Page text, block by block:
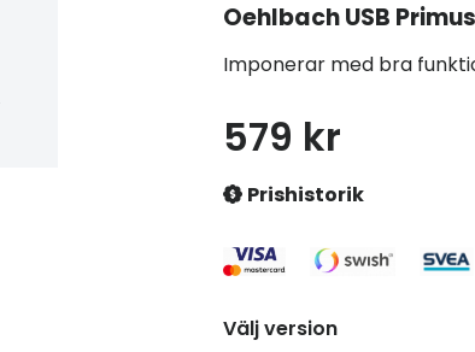
OehlbachUSB
Imponerar med bra
579 kr
Prishistorik
Välj version